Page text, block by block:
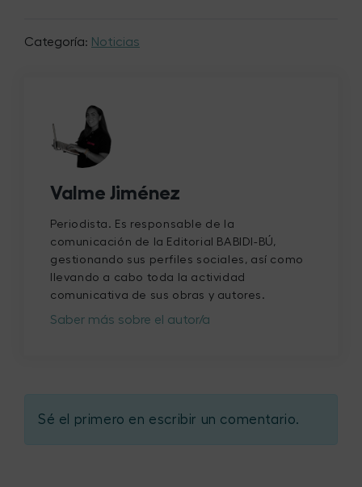
Categoría: Noticias
Valme Jiménez
Periodista. Es responsable de la
comunicación de la Editorial BABIDI-BÚ,
gestionando sus perfiles sociales, así como
llevando a cabo toda la actividad
comunicativa de sus obras y autores.
Saber más sobre el autor/a
Sé el primero en escribir un comentario.